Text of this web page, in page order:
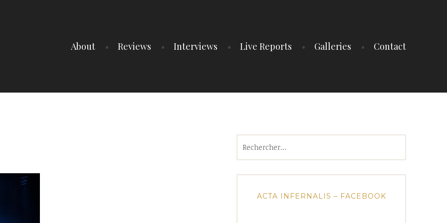
About Reviews Interviews Live Reports Galleries Contact
ACTA INFERNALIS – FACEBOOK